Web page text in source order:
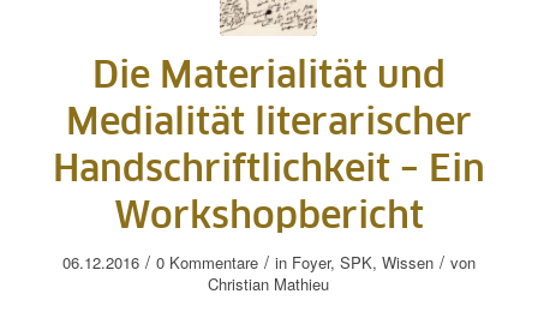
Die Materialität und
Medialität literarischer
Handschriftlichkeit – Ein
Workshopbericht
06.12.2016 / 0 Kommentare / in Foyer, SPK, Wissen / von
Christian Mathieu